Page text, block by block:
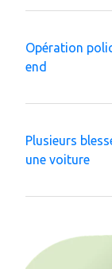
Opération
end
Plusieurs
une voiture